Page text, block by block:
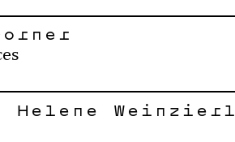
| Helene Weinzierl